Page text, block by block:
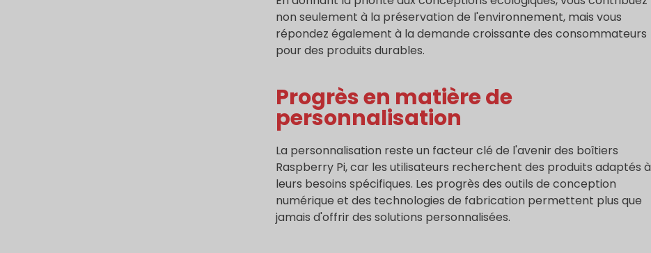
non seulement à la préservation de l'environnement, mais vous
répondez également à la demande croissante des consommateurs
pour des produits durables.
Progrès en matière de
personnalisation
La personnalisation reste un facteur clé de l'avenir des boîtiers
Raspberry Pi, car les utilisateurs recherchent des produits adaptés à
leurs besoins spécifiques. Les progrès des outils de conception
numérique et des technologies de fabrication permettent plus que
jamais d'offrir des solutions personnalisées.